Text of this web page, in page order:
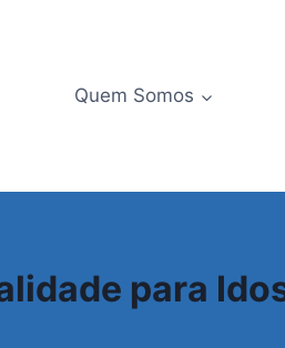
Quem Somos
para